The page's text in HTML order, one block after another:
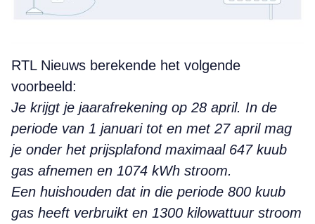
RTL Nieuws berekende het volgende
voorbeeld:
Je krijgt je jaarafrekening op 28 april. In de
periode van 1 januari tot en met 27 april mag
je onder het prijsplafond maximaal 647 kuub
gas afnemen en 1074 kWh stroom.
Een huishouden dat in die periode 800 kuub
gas heeft verbruikt en 1300 kilowattuur stroom